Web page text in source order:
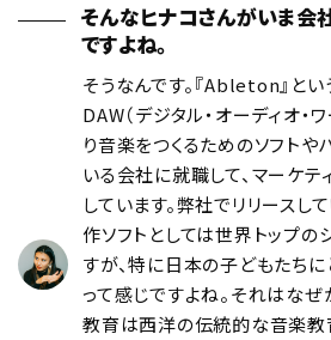
そんなヒナコさんがいま会
ですよね。
そうなんです。『Ableton』と
DAW（デジタル・オーディオ・
り音楽をつくるためのソフトや
いる会社に就職して、マーケ
しています。弊社でリリースし
作ソフトとしては世界トップの
すが、特に日本の子どもたちに
って感じですよね。それはな
教育は西洋の伝統的な音楽教